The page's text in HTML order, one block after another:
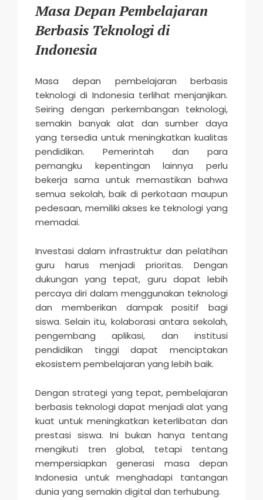
Masa Depan Pembelajaran
Berbasis Teknologi di
Indonesia
Masa depan pembelajaran berbasis
teknologi di Indonesia terlihat menjanjikan.
Seiring dengan perkembangan teknologi,
semakin banyak alat dan sumber daya
yang tersedia untuk meningkatkan kualitas
pendidikan. Pemerintah dan para
pemangku kepentingan lainnya perlu
bekerja sama untuk memastikan bahwa
semua sekolah, baik di perkotaan maupun
pedesaan, memiliki akses ke teknologi yang
memadai.
Investasi dalam infrastruktur dan pelatihan
guru harus menjadi prioritas. Dengan
dukungan yang tepat, guru dapat lebih
percaya diri dalam menggunakan teknologi
dan memberikan dampak positif bagi
siswa. Selain itu, kolaborasi antara sekolah,
pengembang aplikasi, dan institusi
pendidikan tinggi dapat menciptakan
ekosistem pembelajaran yang lebih baik.
Dengan strategi yang tepat, pembelajaran
berbasis teknologi dapat menjadi alat yang
kuat untuk meningkatkan keterlibatan dan
prestasi siswa. Ini bukan hanya tentang
mengikuti tren global, tetapi tentang
mempersiapkan generasi masa depan
Indonesia untuk menghadapi tantangan
dunia yang semakin digital dan terhubung.